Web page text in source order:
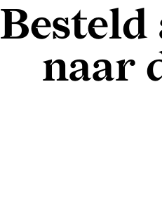
naar